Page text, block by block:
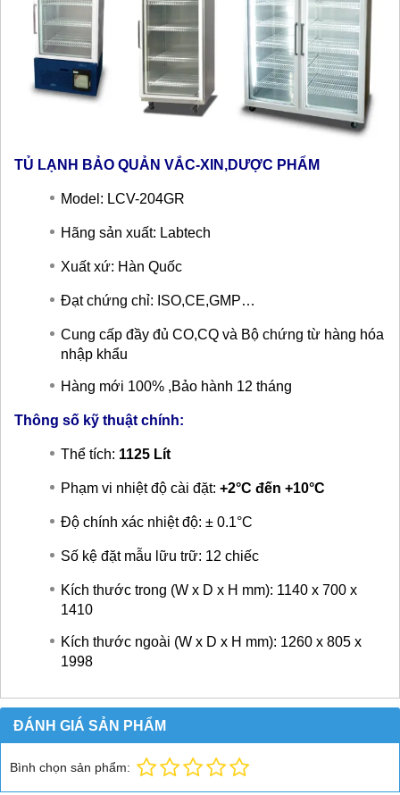
TỦ LẠNH BẢO QUẢN VẮC-XIN,DƯỢC PHẨM
Model: LCV-204GR
Hãng sản xuất: Labtech
Xuất xứ: Hàn Quốc
Đạt chứng chỉ: ISO,CE,GMP…
Cung cấp đầy đủ CO,CQ và Bộ chứng từ hàng hóa
nhập khẩu
Hàng mới 100% ,Bảo hành 12 tháng
Thông số kỹ thuật chính:
Thể tích: 1125 Lít
Phạm vi nhiệt độ cài đặt: +2°C đến +10°C
Độ chính xác nhiệt độ: ± 0.1°C
Số kệ đặt mẫu lữu trữ: 12 chiếc
Kích thước trong (W x D x H mm): 1140 x 700 x
1410
Kích thước ngoài (W x D x H mm): 1260 x 805 x
1998
ĐÁNH GIÁ SẢN PHẨM
Bình chọn sản phẩm: